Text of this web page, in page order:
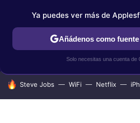
IPHONE TUTORIALES
HOY SE HABLA DE
Steve Jobs WiFi Netflix
Ya puedes ver más de
Añádenos como
Solo necesitas una cuenta de